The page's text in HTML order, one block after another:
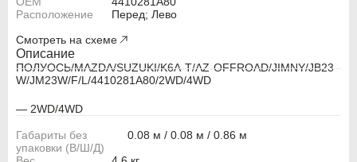
Расположение
Перед; Лево
Смотреть на схеме
Описание
ПОЛУОСЬ/MAZDA/SUZUKI/K6A-T/AZ-OFFROAD/JIMNY/JB23
W/JM23W/F/L/4410281A80/2WD/4WD
— 2WD/4WD
Габариты без
упаковки (В/Ш/Д)
0.08 м / 0.08 м / 0.86 м
ABARTH
ABARTH